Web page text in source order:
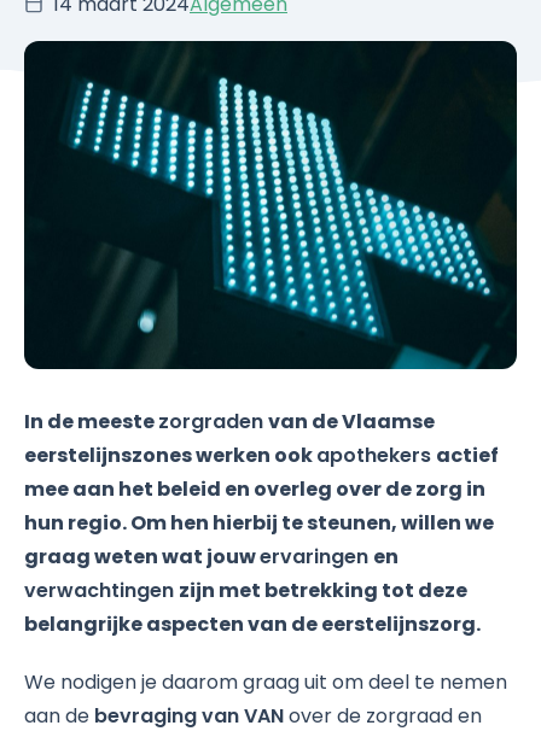
In de meestezorgradenvan de Vlaamse
eerstelijnszones werken ookapothekers actief
mee aan het beleid en overleg over de zorg in
hun regio. Om hen hierbij te steunen, willen we
graag weten wat jouwervaringen en
verwachtingen zijn met betrekking tot deze
belangrijke aspecten van de eerstelijnszorg.
We nodigen je daarom graag uit om deel te nemen
aan de bevraging van VANover de zorgraad en